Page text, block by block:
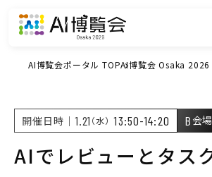
AI博覧会ポータル TOPAI博覧会 Osaka 2026
開催日時｜1.21（水）13:50-14:20 B 会場
AIでレビューとタス